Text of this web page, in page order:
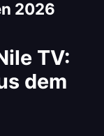
2026
TV:
dem